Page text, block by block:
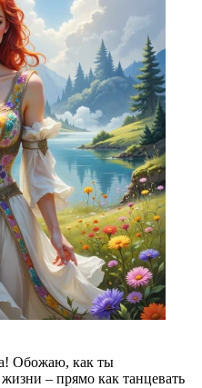
Обожаю, как ты
– прямо как танцевать